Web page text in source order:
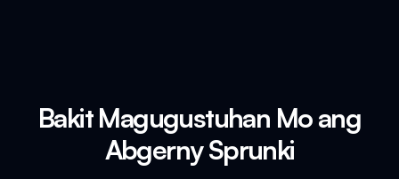
Bakit Magugustuhan Mo ang
Abgerny Sprunki